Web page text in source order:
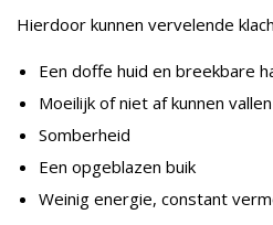
Hierdoor kunnen vervelende
Een doffe huid en breekbare
Moeilijk of niet af kunnen vallen
Somberheid
Een opgeblazen buik
Weinig energie, constant